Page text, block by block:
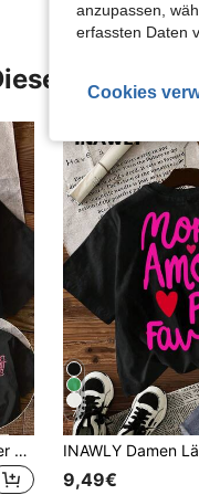
Artikel
Sommer-Tops, doppelseitiger Druck, Sommertrend, handgeschriebener Stil, rosa "IT IS WHAT"-Aufdruck, kurzärmeliges Rundhals-T-Shirt aus Baumwolle, 100 % Baumwolle
7
9,49€
anzupassen,
erfassten Daten
Cookies